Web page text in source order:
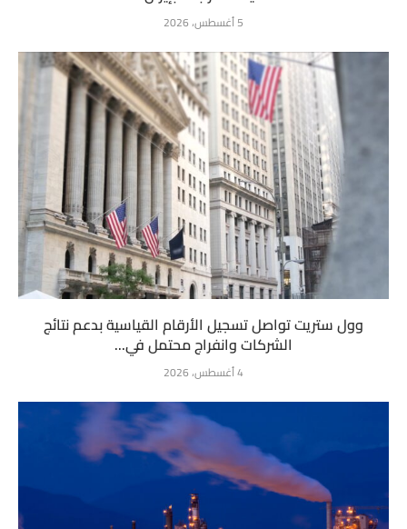
5 أغسطس، 2026
وول ستريت تواصل تسجيل الأرقام القياسية بدعم نتائج
الشركات وانفراج محتمل في...
4 أغسطس، 2026